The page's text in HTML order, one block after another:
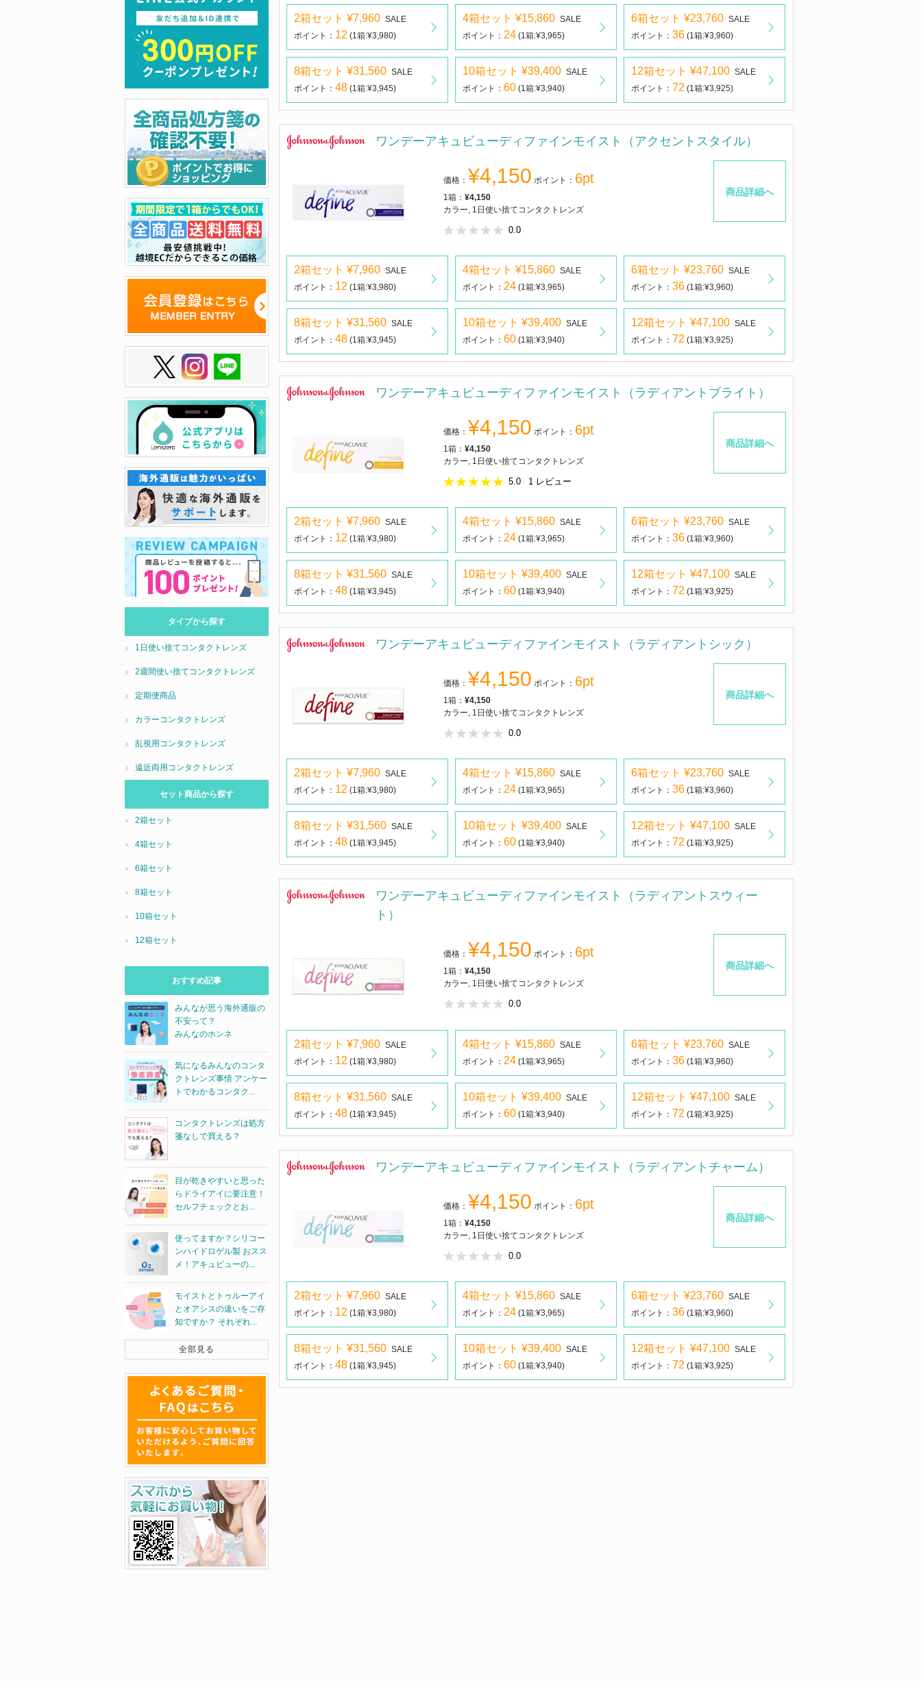
2箱セット ¥7,960 SALE
ポイント： 12 (1箱:¥3,980)
4箱セット ¥15,860 SALE
ポイント： 24 (1箱:¥3,965)
6箱セット ¥23,760 SALE
ポイント： 36 (1箱:¥3,960)
8箱セット ¥31,560 SALE
ポイント： 48 (1箱:¥3,945)
10箱セット ¥39,400 SALE
ポイント： 60 (1箱:¥3,940)
12箱セット ¥47,100 SALE
ポイント： 72 (1箱:¥3,925)
ワンデーアキュビューディファインモイスト（アクセントスタイル）
価格： ¥4,150 ポイント： 6pt
1箱： ¥4,150
カラー, 1日使い捨てコンタクトレンズ
0.0
商品詳細へ
2箱セット ¥7,960 SALE
ポイント： 12 (1箱:¥3,980)
4箱セット ¥15,860 SALE
ポイント： 24 (1箱:¥3,965)
6箱セット ¥23,760 SALE
ポイント： 36 (1箱:¥3,960)
8箱セット ¥31,560 SALE
ポイント： 48 (1箱:¥3,945)
10箱セット ¥39,400 SALE
ポイント： 60 (1箱:¥3,940)
12箱セット ¥47,100 SALE
ポイント： 72 (1箱:¥3,925)
ワンデーアキュビューディファインモイスト（ラディアントブライト）
価格： ¥4,150 ポイント： 6pt
1箱： ¥4,150
カラー, 1日使い捨てコンタクトレンズ
5.0 1 レビュー
商品詳細へ
2箱セット ¥7,960 SALE
ポイント： 12 (1箱:¥3,980)
4箱セット ¥15,860 SALE
ポイント： 24 (1箱:¥3,965)
6箱セット ¥23,760 SALE
ポイント： 36 (1箱:¥3,960)
8箱セット ¥31,560 SALE
ポイント： 48 (1箱:¥3,945)
10箱セット ¥39,400 SALE
ポイント： 60 (1箱:¥3,940)
12箱セット ¥47,100 SALE
ポイント： 72 (1箱:¥3,925)
ワンデーアキュビューディファインモイスト（ラディアントシック）
価格： ¥4,150 ポイント： 6pt
1箱： ¥4,150
カラー, 1日使い捨てコンタクトレンズ
0.0
商品詳細へ
2箱セット ¥7,960 SALE
ポイント： 12 (1箱:¥3,980)
4箱セット ¥15,860 SALE
ポイント： 24 (1箱:¥3,965)
6箱セット ¥23,760 SALE
ポイント： 36 (1箱:¥3,960)
8箱セット ¥31,560 SALE
ポイント： 48 (1箱:¥3,945)
10箱セット ¥39,400 SALE
ポイント： 60 (1箱:¥3,940)
12箱セット ¥47,100 SALE
ポイント： 72 (1箱:¥3,925)
ワンデーアキュビューディファインモイスト（ラディアントスウィー
ト）
価格： ¥4,150 ポイント： 6pt
1箱： ¥4,150
カラー, 1日使い捨てコンタクトレンズ
0.0
商品詳細へ
2箱セット ¥7,960 SALE
ポイント： 12 (1箱:¥3,980)
4箱セット ¥15,860 SALE
ポイント： 24 (1箱:¥3,965)
6箱セット ¥23,760 SALE
ポイント： 36 (1箱:¥3,960)
8箱セット ¥31,560 SALE
ポイント： 48 (1箱:¥3,945)
10箱セット ¥39,400 SALE
ポイント： 60 (1箱:¥3,940)
12箱セット ¥47,100 SALE
ポイント： 72 (1箱:¥3,925)
ワンデーアキュビューディファインモイスト（ラディアントチャーム）
価格： ¥4,150 ポイント： 6pt
1箱： ¥4,150
カラー, 1日使い捨てコンタクトレンズ
0.0
商品詳細へ
2箱セット ¥7,960 SALE
ポイント： 12 (1箱:¥3,980)
4箱セット ¥15,860 SALE
ポイント： 24 (1箱:¥3,965)
6箱セット ¥23,760 SALE
ポイント： 36 (1箱:¥3,960)
8箱セット ¥31,560 SALE
ポイント： 48 (1箱:¥3,945)
10箱セット ¥39,400 SALE
ポイント： 60 (1箱:¥3,940)
12箱セット ¥47,100 SALE
ポイント： 72 (1箱:¥3,925)
タイプから探す
1日使い捨てコンタクトレンズ
2週間使い捨てコンタクトレンズ
定期便商品
カラーコンタクトレンズ
乱視用コンタクトレンズ
遠近両用コンタクトレンズ
セット商品から探す
2箱セット
4箱セット
6箱セット
8箱セット
10箱セット
12箱セット
おすすめ記事
みんなが思う海外通販の
不安って？
みんなのホンネ
気になるみんなのコンタ
クトレンズ事情 アンケー
トでわかるコンタク...
コンタクトレンズは処方
箋なしで買える？
目が乾きやすいと思った
らドライアイに要注意！
セルフチェックとお...
使ってますか？シリコー
ンハイドロゲル製 おスス
メ！アキュビューの...
モイストとトゥルーアイ
とオアシスの違いをご存
知ですか？ それぞれ...
全部見る